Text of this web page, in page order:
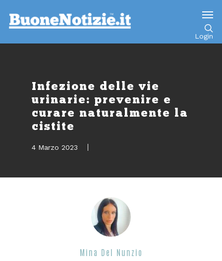
Login
Infezione delle vie
urinarie: prevenire e
curare naturalmente la
cistite
4 Marzo 2023
Mina Del Nunzio
Go to mobile version